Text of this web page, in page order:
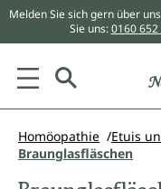
springen
Melden Sie sich gern über
Sie uns:0160 652
Homöopathie Etuis
Braunglasfläschen